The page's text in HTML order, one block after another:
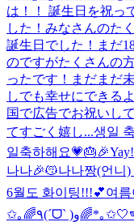
は！！ 誕生日を祝っ
した！みなさんのた
誕生日でした！まだ
のですがたくさんの
ったです！まだまだ
しでも幸せにできる
国で広告でお祝いし
てすごく嬉し...생일
일축하해요💗🎂🎉
나나🎉😽나나짱(언
6월도 화이팅!!!💕여
✩｡🌈٩(ˊᗜˋ )و🌈*｡✩